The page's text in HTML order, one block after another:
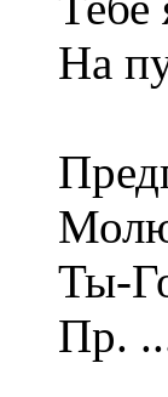
На
Ты-
Пр.